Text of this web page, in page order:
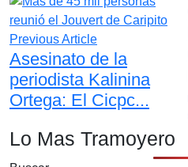
Previous Article
Asesinato de la
periodista Kalinina
Ortega: El Cicpc...
Lo Mas Tramoyero